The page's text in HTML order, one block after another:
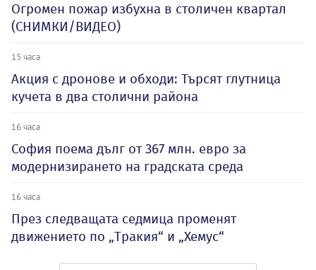
Огромен пожар избухна в столичен квартал
(СНИМКИ/ВИДЕО)
15 часа
Акция с дронове и обходи: Търсят глутница
кучета в два столични района
16 часа
София поема дълг от 367 млн. евро за
модернизирането на градската среда
16 часа
През следващата седмица променят
движението по „Тракия“ и „Хемус“